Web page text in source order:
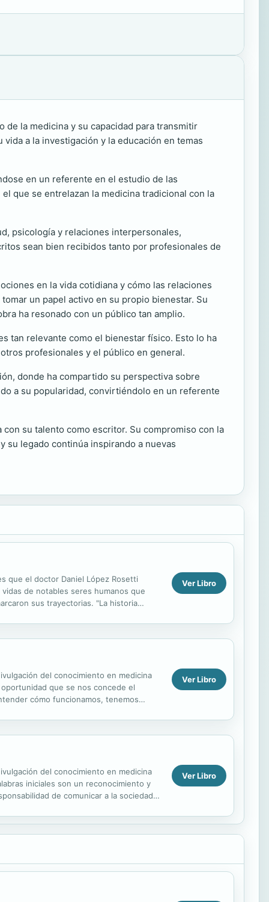
la medicina y su capacidad para transmitir
a la investigación y la educación en temas
en un referente en el estudio de las
que se entrelazan la medicina tradicional con la
psicología y relaciones interpersonales,
sean bien recibidos tanto por profesionales de
en la vida cotidiana y cómo las relaciones
un papel activo en su propio bienestar. Su
ha resonado con un público tan amplio.
tan relevante como el bienestar físico. Esto lo ha
profesionales y el público en general.
donde ha compartido su perspectiva sobre
a su popularidad, convirtiéndolo en un referente
su talento como escritor. Su compromiso con la
su legado continúa inspirando a nuevas
que el doctor Daniel López Rosetti
de notables seres humanos que
sus trayectorias. "La historia
Ver Libro
del conocimiento en medicina
que se nos concede el
cómo funcionamos, tenemos
Ver Libro
del conocimiento en medicina
iniciales son un reconocimiento y
de comunicar a la sociedad
Ver Libro